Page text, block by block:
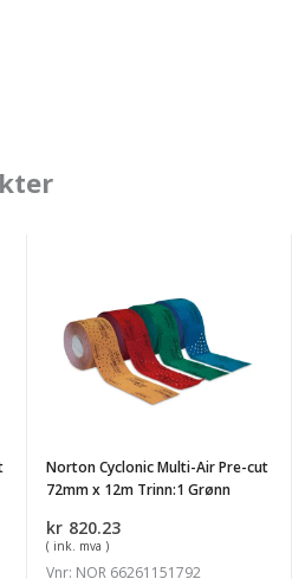
Multi-
Air
x
Trinn:1
Grønn
Norton Cyclonic Multi-Air Pre-cut
72mm x 12m Trinn:1 Grønn
kr 820.23
( ink. mva )
Vnr: NOR 66261151792